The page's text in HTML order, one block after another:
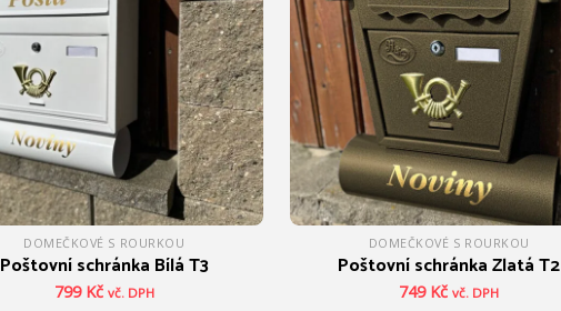
DOMEČKOVÉ S ROURKOU
Poštovní schránka Bílá T3
799 Kč vč. DPH
DOMEČKOVÉ S ROURKOU
Poštovní schránka Zlatá T2
749 Kč vč. DPH